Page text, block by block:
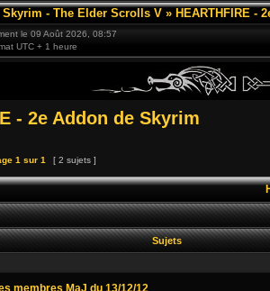
Skyrim - The Elder Scrolls V » HEARTHFIRE -
le 09 Août 2026, 08:57
UTC + 1 heure
- 2e Addon de Skyrim
1 sur 1 [ 2 sujets ]
Sujets
membres MaJ du 13/12/12